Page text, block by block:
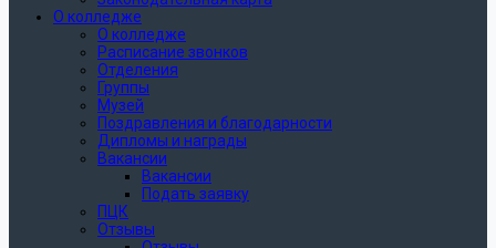
О колледже
О колледже
Расписание звонков
Отделения
Группы
Музей
Поздравления и благодарности
Дипломы и награды
Вакансии
Вакансии
Подать заявку
ПЦК
Отзывы